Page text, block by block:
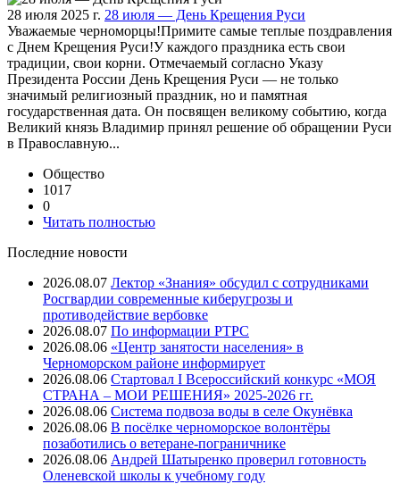
28 июля 2025 г. 28 июля — День Крещения Руси
Уважаемые черноморцы!Примите самые теплые поздравления
с Днем Крещения Руси!У каждого праздника есть свои
традиции, свои корни. Отмечаемый согласно Указу
Президента России День Крещения Руси — не только
значимый религиозный праздник, но и памятная
государственная дата. Он посвящен великому событию, когда
Великий князь Владимир принял решение об обращении Руси
в Православную...
Общество
1017
0
Читать полностью
Последние новости
2026.08.07 Лектор «Знания» обсудил с сотрудниками
Росгвардии современные киберугрозы и
противодействие вербовке
2026.08.07 ⁠По информации РТРС
2026.08.06 «Центр занятости населения» в
Черноморском районе информирует
2026.08.06 Стартовал I Всероссийский конкурс «МОЯ
СТРАНА – МОИ РЕШЕНИЯ» 2025-2026 гг.
2026.08.06 Система подвоза воды в селе Окунёвка
2026.08.06 В посёлке черноморское волонтёры
позаботились о ветеране-пограничнике
2026.08.06 Андрей Шатыренко проверил готовность
Оленевской школы к учебному году